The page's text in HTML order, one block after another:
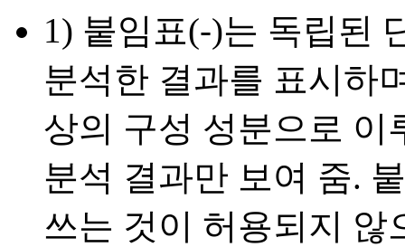
1) 붙임표(-)는 독립된
분석한 결과를 표시하
상의 구성 성분으로 이
분석 결과만 보여 줌.
쓰는 것이 허용되지 않